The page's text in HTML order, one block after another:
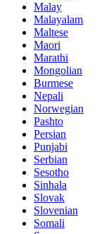
Malay
Malayalam
Maltese
Maori
Marathi
Mongolian
Burmese
Nepali
Norwegian
Pashto
Persian
Punjabi
Serbian
Sesotho
Sinhala
Slovak
Slovenian
Somali